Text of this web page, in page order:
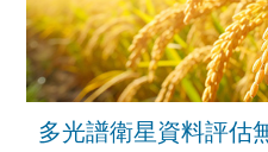
多光譜衛星資料評估